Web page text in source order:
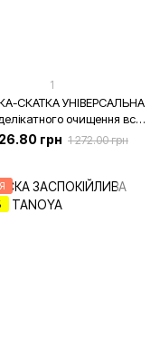
1
СКАТКА УНІВЕРСАЛЬНА
очищення всіх
шкіри [проф], 275 мл
грн 1 272.00 грн